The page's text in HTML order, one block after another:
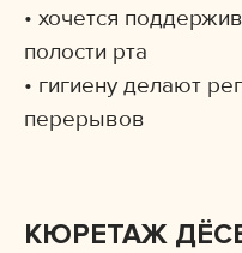
• хочется
полости рта
• гигиену делают
перерывов
КЮРЕТАЖ